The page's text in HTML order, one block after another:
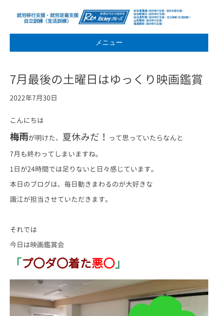
メニュー
7月最後の土曜日はゆっくり映画鑑賞
2022年7月30日
こんにちは
梅雨が明けた、 夏休みだ！ って思っていたらなんと
7月も終わってしまいますね。
1日が24時間では足りないと日々感じています。
本日のブログは、毎日動きまわるのが大好きな
諏江が担当させていただきます。
それでは
今日は映画鑑賞会
「プ〇ダ〇着た悪〇」